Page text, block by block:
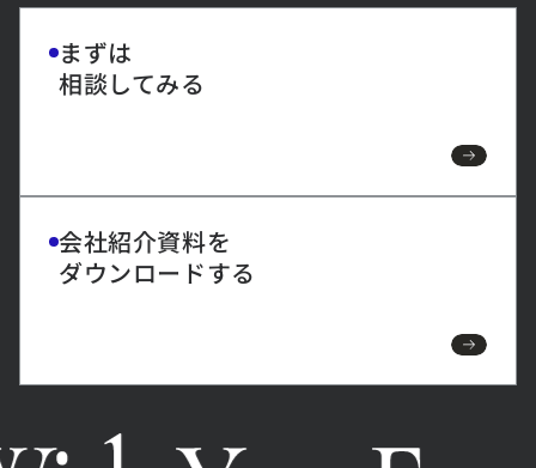
まずは
相談してみる
会社紹介資料を
ダウンロードする